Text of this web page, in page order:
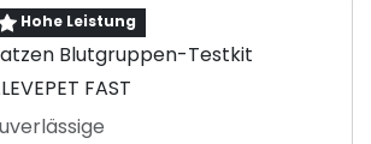
Hohe Leistung
Blutgruppen-Testkit
FAST